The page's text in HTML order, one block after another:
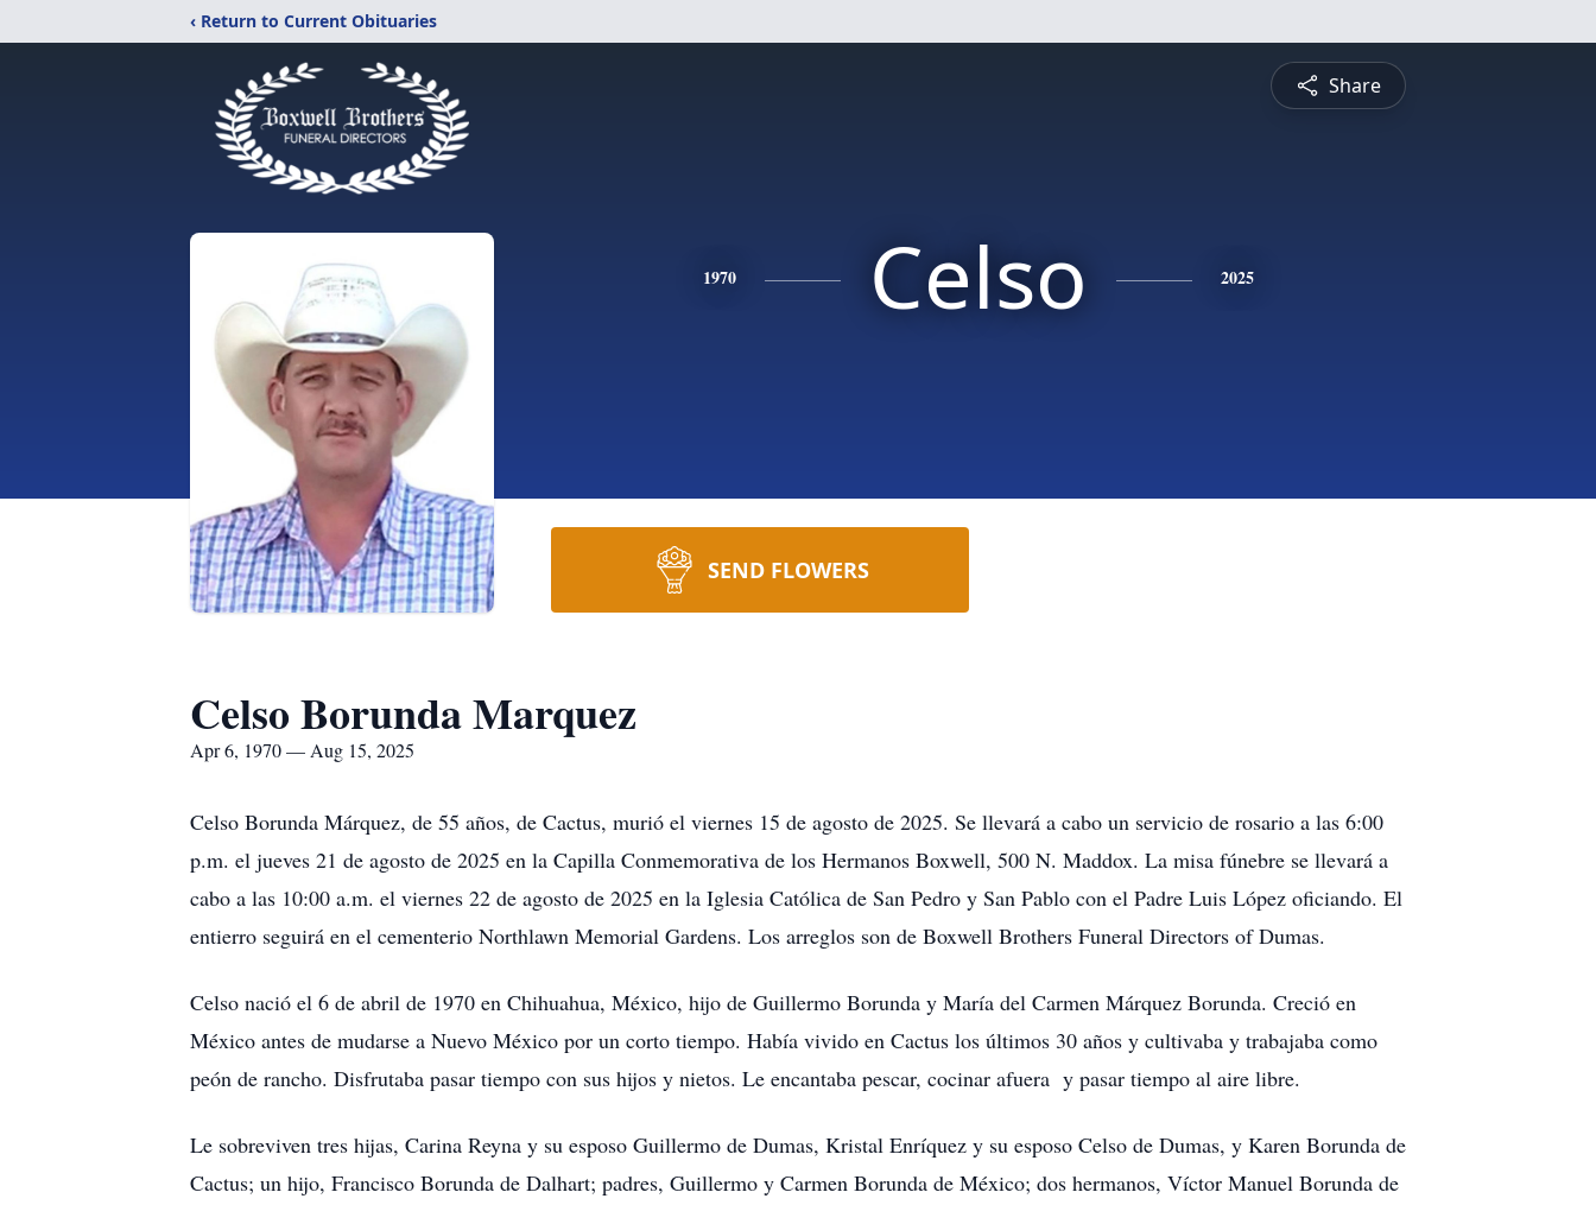
‹ Return to Current Obituaries
Share
1970 Celso 2025
SEND FLOWERS
Celso Borunda Marquez
Apr 6, 1970 — Aug 15, 2025
Celso Borunda Márquez, de 55 años, de Cactus, murió el viernes 15 de agosto de 2025. Se llevará a cabo un servicio de rosario a las 6:00
p.m. el jueves 21 de agosto de 2025 en la Capilla Conmemorativa de los Hermanos Boxwell, 500 N. Maddox. La misa fúnebre se llevará a
cabo a las 10:00 a.m. el viernes 22 de agosto de 2025 en la Iglesia Católica de San Pedro y San Pablo con el Padre Luis López oficiando. El
entierro seguirá en el cementerio Northlawn Memorial Gardens. Los arreglos son de Boxwell Brothers Funeral Directors of Dumas.
Celso nació el 6 de abril de 1970 en Chihuahua, México, hijo de Guillermo Borunda y María del Carmen Márquez Borunda. Creció en
México antes de mudarse a Nuevo México por un corto tiempo. Había vivido en Cactus los últimos 30 años y cultivaba y trabajaba como
peón de rancho. Disfrutaba pasar tiempo con sus hijos y nietos. Le encantaba pescar, cocinar afuera y pasar tiempo al aire libre.
Le sobreviven tres hijas, Carina Reyna y su esposo Guillermo de Dumas, Kristal Enríquez y su esposo Celso de Dumas, y Karen Borunda de
Cactus; un hijo, Francisco Borunda de Dalhart; padres, Guillermo y Carmen Borunda de México; dos hermanos, Víctor Manuel Borunda de